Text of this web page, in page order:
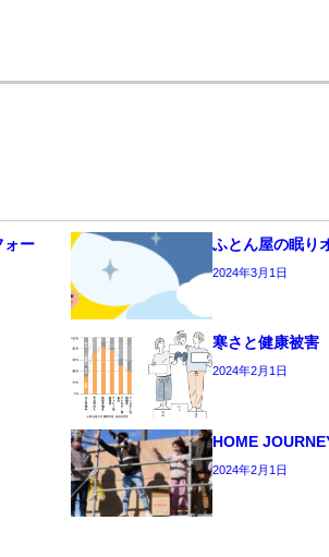
ォー
ふとん屋の眠り
2024年3月1日
寒さと健康被害
2024年2月1日
HOME
2024年2月1日